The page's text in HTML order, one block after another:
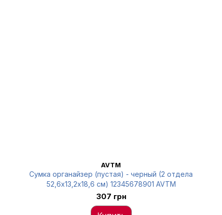
AVTM
Сумка органайзер (пустая) - черный (2 отдела
52,6х13,2х18,6 см) 12345678901 AVTM
307 грн